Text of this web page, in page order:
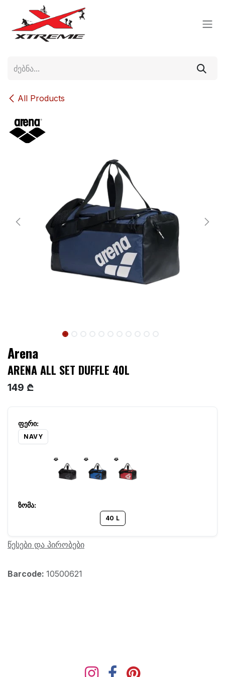
Skip to Content
All Products
Arena
ARENA ALL SET DUFFLE 40L
149 ₾
NAVY
40 L
წესები და პირობები
Barcode: 10500621